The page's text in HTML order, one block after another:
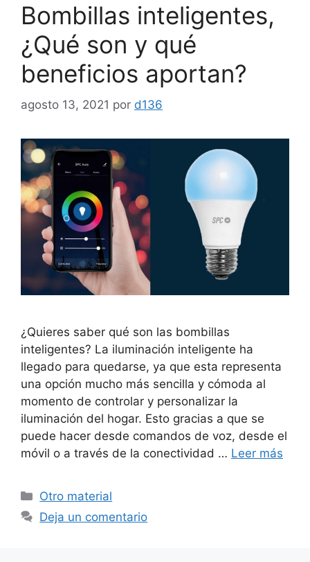
Bombillas inteligentes,
¿Qué son y qué
beneficios aportan?
agosto 13, 2021 por d136
¿Quieres saber qué son las bombillas
inteligentes? La iluminación inteligente ha
llegado para quedarse, ya que esta representa
una opción mucho más sencilla y cómoda al
momento de controlar y personalizar la
iluminación del hogar. Esto gracias a que se
puede hacer desde comandos de voz, desde el
móvil o a través de la conectividad … Leer más
Categorías
Otro material
Deja un comentario